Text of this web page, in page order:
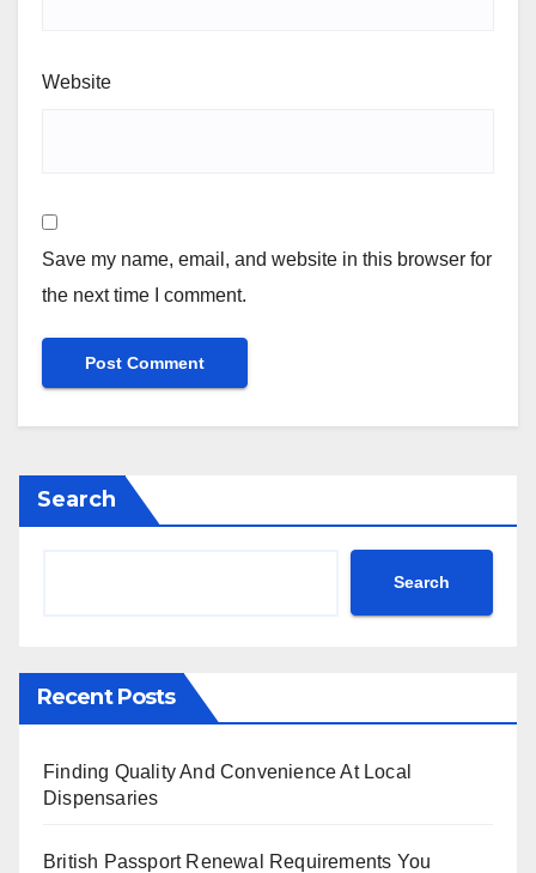
Website
Save my name, email, and website in this browser for
the next time I comment.
Search
Search
Recent Posts
Finding Quality And Convenience At Local
Dispensaries
British Passport Renewal Requirements You